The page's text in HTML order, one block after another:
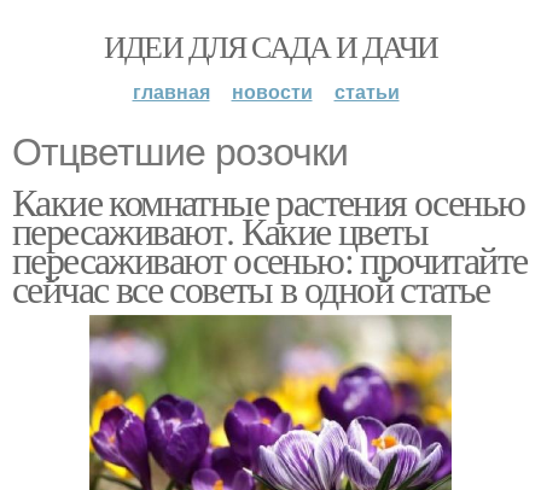
ИДЕИ ДЛЯ САДА И ДАЧИ
главная новости статьи
Отцветшие розочки
Какие комнатные растения осенью
пересаживают. Какие цветы
пересаживают осенью: прочитайте
сейчас все советы в одной статье